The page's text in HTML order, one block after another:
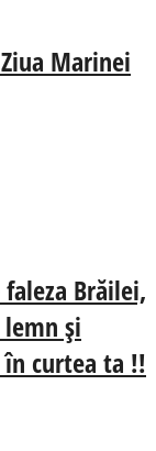
Marinei
Brăilei,
și
curtea ta !!